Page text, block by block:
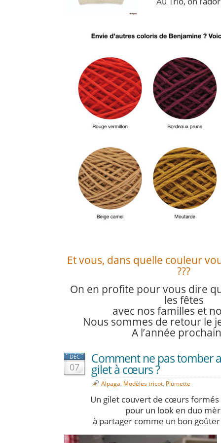
Et vous, dans quelle couleur
???
On en profite pour vous dire
les fêtes
avec nos familles et
Nous sommes de retour le
A l’année
DÉC
07
Comment ne pas tomber
gilet à cœurs ?
Alpaga, Modèles tricot, Plumette
Un gilet couvert de cœurs formés
pour un look en duo
à partager comme un bon